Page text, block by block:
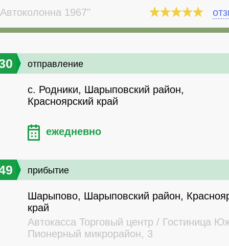
1967"
отправление
с. Родники, Шарыповский район,
Красноярский край
ежедневно
прибытие
Шарыпово, Шарыповский район,
край
Автокасса Торговый центр / Гостиница
Пионерный микрорайон, 3